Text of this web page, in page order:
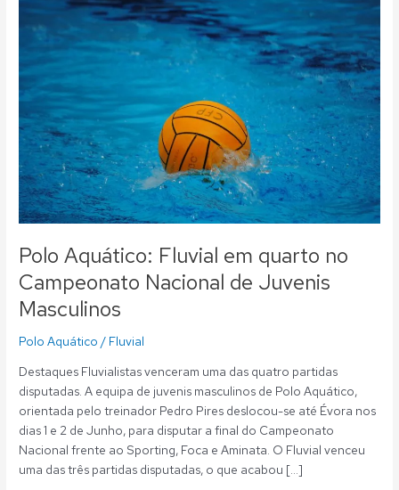
Polo Aquático: Fluvial em quarto no
Campeonato Nacional de Juvenis
Masculinos
Polo Aquático / Fluvial
Destaques Fluvialistas venceram uma das quatro partidas
disputadas. A equipa de juvenis masculinos de Polo Aquático,
orientada pelo treinador Pedro Pires deslocou-se até Évora nos
dias 1 e 2 de Junho, para disputar a final do Campeonato
Nacional frente ao Sporting, Foca e Aminata. O Fluvial venceu
uma das três partidas disputadas, o que acabou […]
Aquático:
Fluvial
em
quarto
no
Campeonato
Nacional
Juvenis
Masculinos